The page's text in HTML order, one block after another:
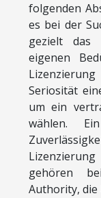
folgenden
es bei der
gezielt das
eigenen
Seriosität
um ein
wählen.
gehören
Authority, die